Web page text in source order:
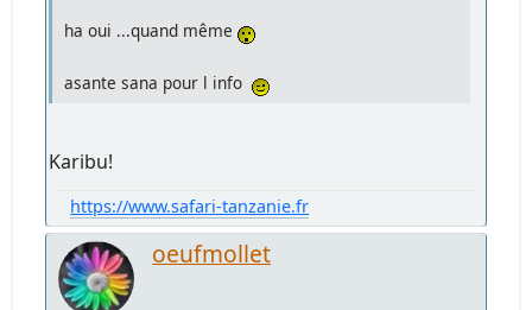
ha oui ...quand même
asante sana pour l info
Karibu!
https://www.safari-tanzanie.fr
oeufmollet